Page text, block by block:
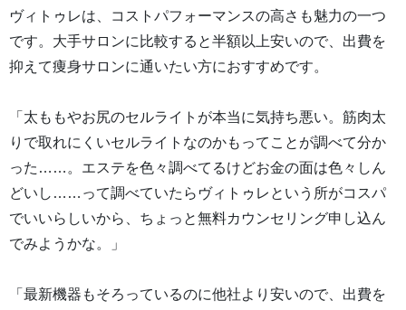
ヴィトゥレは、コストパフォーマンスの高さも魅力の一つ
です。大手サロンに比較すると半額以上安いので、出費を
抑えて痩身サロンに通いたい方におすすめです。
「太ももやお尻のセルライトが本当に気持ち悪い。筋肉太
りで取れにくいセルライトなのかもってことが調べて分か
った……。エステを色々調べてるけどお金の面は色々しん
どいし……って調べていたらヴィトゥレという所がコスパ
でいいらしいから、ちょっと無料カウンセリング申し込ん
でみようかな。」
「最新機器もそろっているのに他社より安いので、出費を